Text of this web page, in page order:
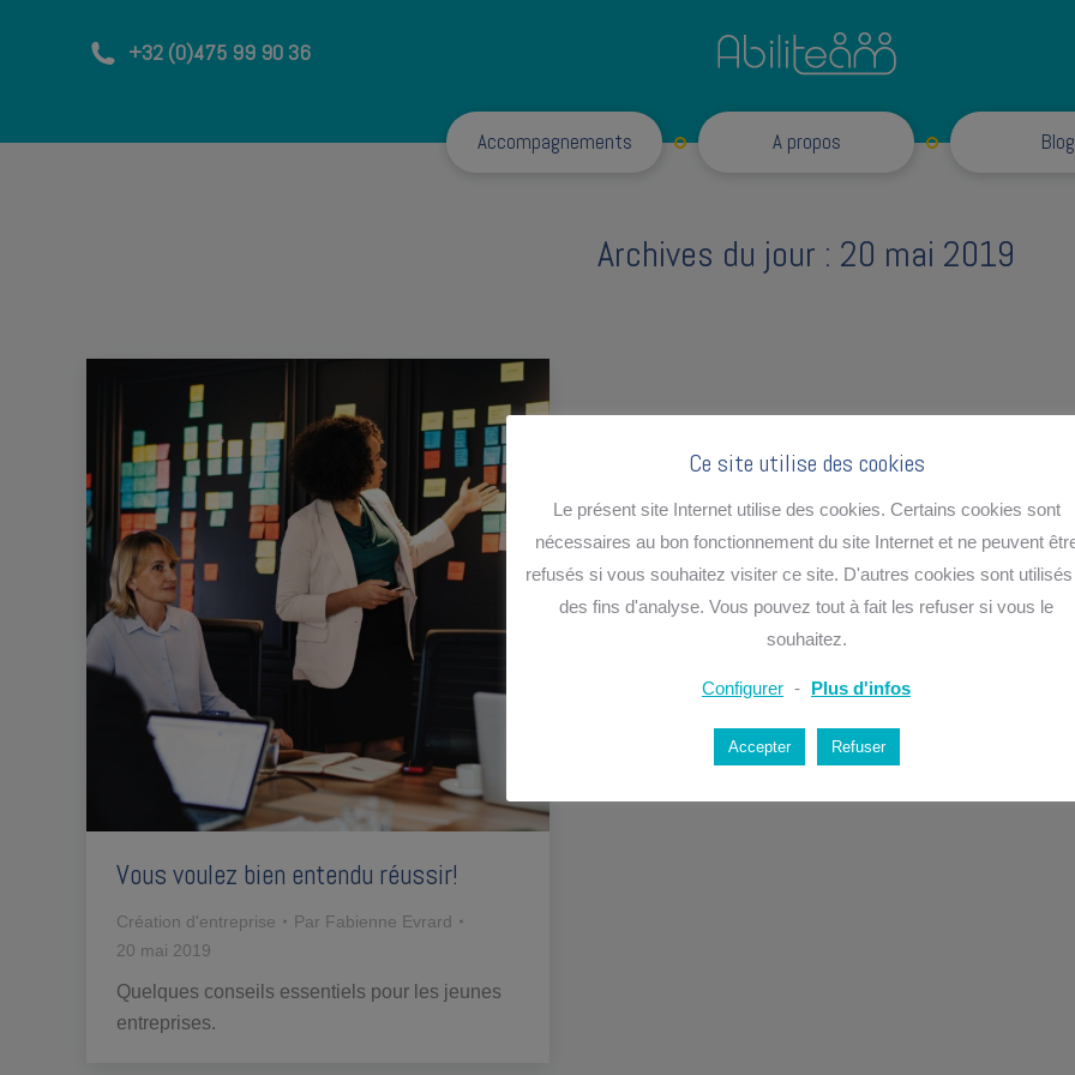
+32 (0)475 99 90 36
Accompagnements A propos Blog
Archives du jour : 20 mai 2019
Vous voulez bien entendu réussir!
Création d'entreprise Par Fabienne Evrard
20 mai 2019
Quelques conseils essentiels pour les jeunes
entreprises.
Ce site utilise des cookies
Le présent site Internet utilise des cookies. Certains cookies sont
nécessaires au bon fonctionnement du site Internet et ne peuvent
refusés si vous souhaitez visiter ce site. D'autres cookies sont
des fins d'analyse. Vous pouvez tout à fait les refuser si vous le
souhaitez.
Configurer - Plus d'infos
Accepter Refuser
Accompagnements